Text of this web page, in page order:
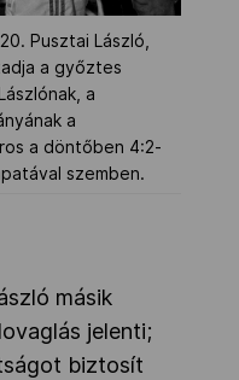
Pusztai László,
a győztes
a
a
a döntőben 4:2-
szemben.
másik
jelenti;
biztosít